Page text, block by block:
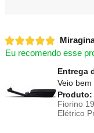
Eu recomendo esse
Entrega
Veio
Produto:
Fiorino
Elétrico